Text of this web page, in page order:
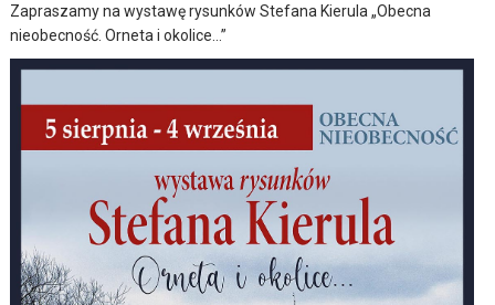
Zapraszamy na wystawę rysunków Stefana Kierula „Obecna
nieobecność. Orneta i okolice…”